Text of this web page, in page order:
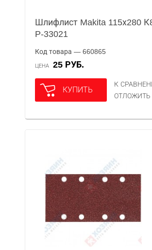
Шлифлист Makita 115х280
P-33021
Код товара — 660865
ЦЕНА 25 РУБ.
КУПИТЬ
К
ОТЛОЖИТЬ